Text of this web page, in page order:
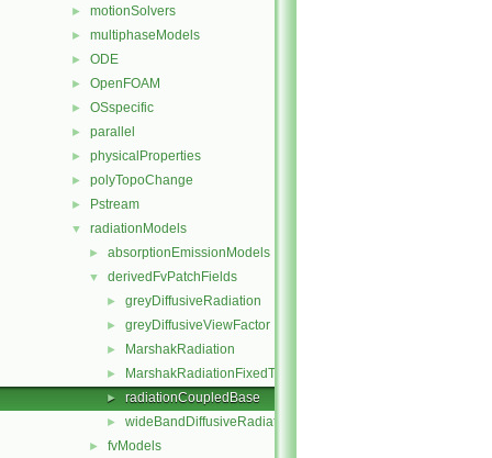
► motionSolvers
► multiphaseModels
► ODE
► OpenFOAM
► OSspecific
► parallel
► physicalProperties
► polyTopoChange
► Pstream
▼ radiationModels
► absorptionEmissionModels
▼ derivedFvPatchFields
► greyDiffusiveRadiation
► greyDiffusiveViewFactor
► MarshakRadiation
► MarshakRadiationFixedTemperature
► radiationCoupledBase
► wideBandDiffusiveRadiation
► fvModels